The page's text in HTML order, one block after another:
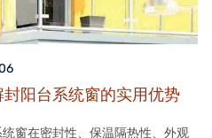
阳台系统窗的实用优势
窗在密封性、保温隔热性、外观